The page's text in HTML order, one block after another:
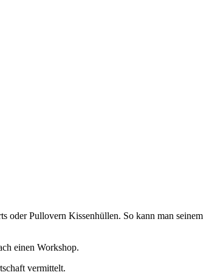
oder Pullovern Kissenhüllen. So kann man seinem
einen Workshop.
vermittelt.